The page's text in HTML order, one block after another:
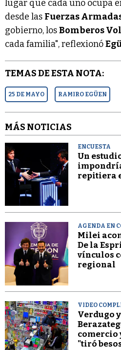
lugar que cada uno ocupa
desde las Fuerzas
gobierno, losBomberos
cada familia", reflexionó
TEMAS DE ESTA NOTA:
25 DE MAYO RAMIRO EGÜEN
MÁS NOTICIAS
ENCUESTA
Un
repitiera
AGENDA EN
Milei
De la
vínculos
regional
VIDEO
Verdugo
comercio
"tiró